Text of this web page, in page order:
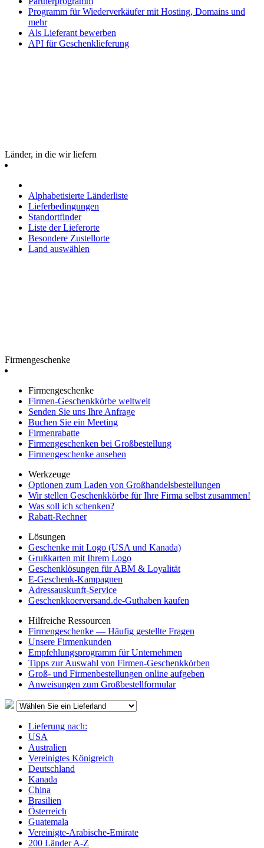
Programm für Wiederverkäufer mit Hosting, Domains und
mehr
Als Lieferant bewerben
API für Geschenklieferung
Länder, in die wir liefern
Alphabetisierte Länderliste
Lieferbedingungen
Standortfinder
Liste der Lieferorte
Besondere Zustellorte
Land auswählen
Firmengeschenke
Firmengeschenke
Firmen-Geschenkkörbe weltweit
Senden Sie uns Ihre Anfrage
Buchen Sie ein Meeting
Firmenrabatte
Firmengeschenken bei Großbestellung
Firmengeschenke ansehen
Werkzeuge
Optionen zum Laden von Großhandelsbestellungen
Wir stellen Geschenkkörbe für Ihre Firma selbst zusammen!
Was soll ich schenken?
Rabatt-Rechner
Lösungen
Geschenke mit Logo (USA und Kanada)
Grußkarten mit Ihrem Logo
Geschenklösungen für ABM & Loyalität
E-Geschenk-Kampagnen
Adressauskunft-Service
Geschenkkoerversand.de-Guthaben kaufen
Hilfreiche Ressourcen
Firmengeschenke — Häufig gestellte Fragen
Unsere Firmenkunden
Empfehlungsprogramm für Unternehmen
Tipps zur Auswahl von Firmen-Geschenkkörben
Groß- und Firmenbestellungen online aufgeben
Anweisungen zum Großbestellformular
Lieferung nach:
USA
Australien
Vereinigtes Königreich
Deutschland
Kanada
China
Brasilien
Österreich
Guatemala
Vereinigte-Arabische-Emirate
200 Länder A-Z